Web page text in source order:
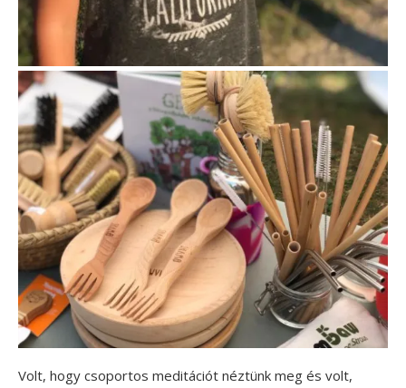
Volt, hogy csoportos meditációt néztünk meg és volt,